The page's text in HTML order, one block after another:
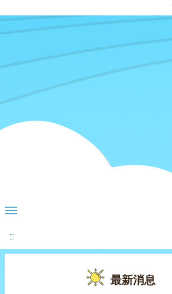
:::
最新消息